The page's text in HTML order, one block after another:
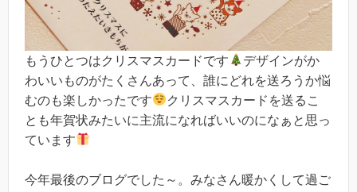
もうひとつはクリスマスカードです
デザインがか
わいいものがたくさんあって、誰にどれを送ろうか悩
むのも楽しかったです
クリスマスカードを送るこ
とも年賀状みたいに主流になればいいのになぁと思っ
ています
今年最後のブログでした～。みなさん暖かくして過ご